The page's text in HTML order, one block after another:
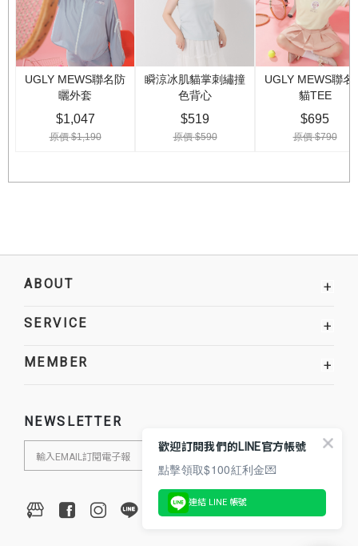
ABOUT +
SERVICE +
MEMBER +
NEWSLETTER
歡迎訂閱我們的LINE官方帳號
點擊領取$100紅利金💌
連結 LINE 帳號